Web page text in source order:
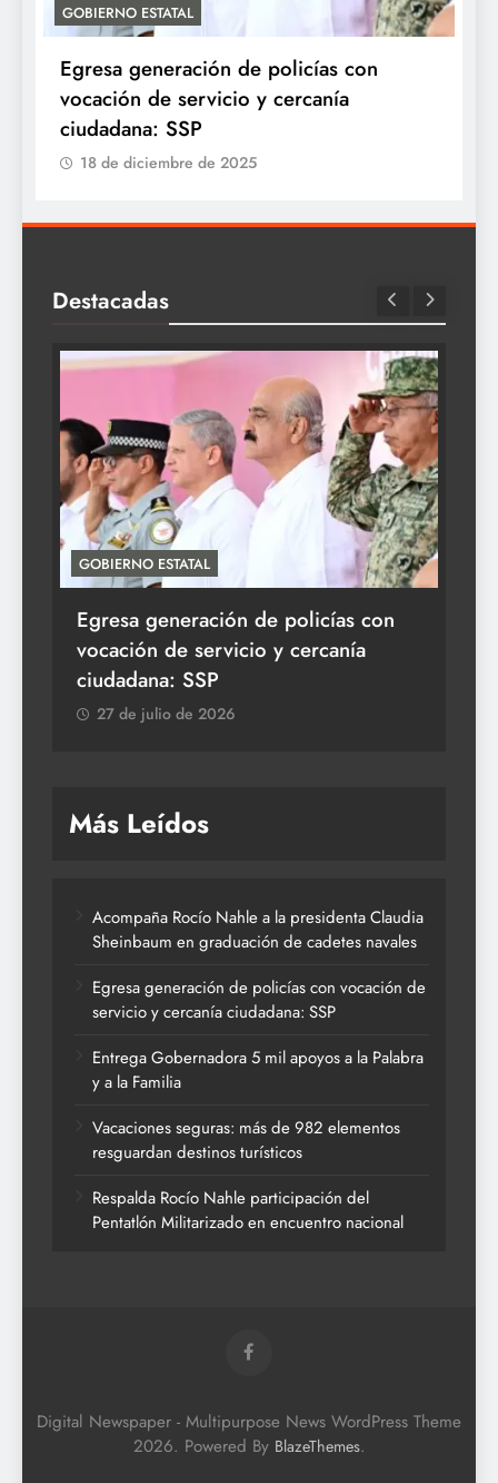
GOBIERNO ESTATAL
Egresa generación de policías con
vocación de servicio y cercanía
ciudadana: SSP
18 de diciembre de 2025
Destacadas
GOBIERNO ESTATAL
Egresa generación de policías con
vocación de servicio y cercanía
ciudadana: SSP
27 de julio de 2026
Más Leídos
Acompaña Rocío Nahle a la presidenta Claudia
Sheinbaum en graduación de cadetes navales
Egresa generación de policías con vocación de
servicio y cercanía ciudadana: SSP
Entrega Gobernadora 5 mil apoyos a la Palabra
y a la Familia
Vacaciones seguras: más de 982 elementos
resguardan destinos turísticos
Respalda Rocío Nahle participación del
Pentatlón Militarizado en encuentro nacional
Digital Newspaper - Multipurpose News WordPress Theme
2026. Powered By BlazeThemes.